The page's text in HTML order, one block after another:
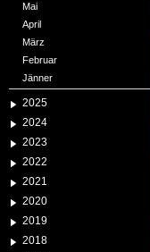
Mai
April
März
Februar
Jänner
2025
2024
2023
2022
2021
2020
2019
2018